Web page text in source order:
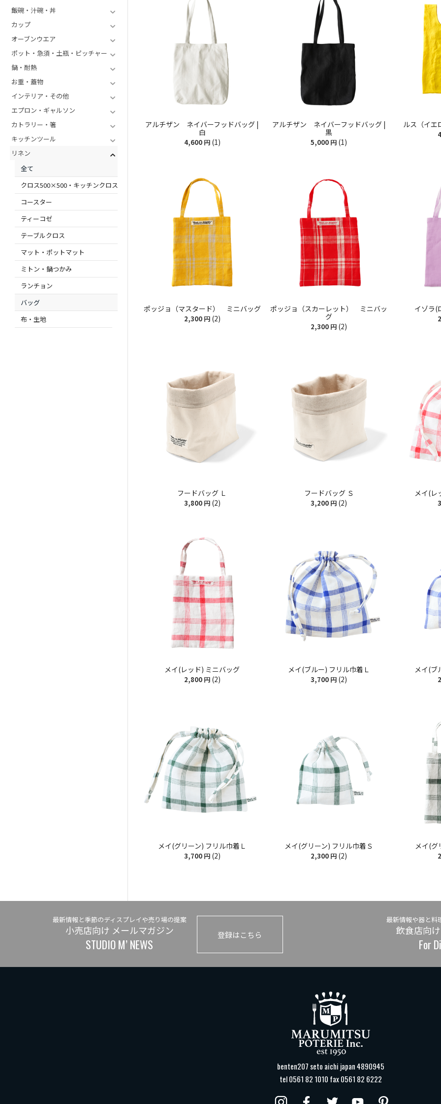
飯碗・汁碗・丼
カップ
オーブンウエア
ポット・急須・土瓶・ピッチャー
鍋・耐熱
お重・蓋物
インテリア・その他
エプロン・ギャルソン
カトラリー・箸
キッチンツール
リネン
全て
クロス500×500・キッチンクロス
コースター
ティーコゼ
テーブルクロス
マット・ポットマット
ミトン・鍋つかみ
ランチョン
バッグ
布・生地
アルチザン ネイバーフッドバッグ |
白
4,600 円 (1)
アルチザン ネイバーフッドバッグ |
黒
5,000 円 (1)
ルス（イエ
ポッジョ（マスタード） ミニバッグ
2,300 円 (2)
ポッジョ（スカーレット） ミニバッ
グ
2,300 円 (2)
イゾラ(
フードバッグ Ｌ
3,800 円 (2)
フードバッグ Ｓ
3,200 円 (2)
メイ(レ
メイ(レッド) ミニバッグ
2,800 円 (2)
メイ(ブルー) フリル巾着Ｌ
3,700 円 (2)
メイ(ブ
メイ(グリーン) フリル巾着Ｌ
3,700 円 (2)
メイ(グリーン) フリル巾着Ｓ
2,300 円 (2)
メイ(グ
最新情報と季節のディスプレイや売り場の提案
小売店向け メールマガジン
STUDIO M’ NEWS
登録はこちら
最新情報や器と料
飲食店向
For
benten207 seto aichi japan 4890945
tel 0561 82 1010 fax 0561 82 6222